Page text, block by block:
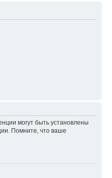
могут быть установлены
Помните, что ваше